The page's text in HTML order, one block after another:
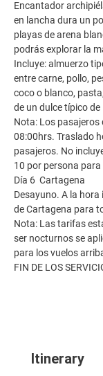
Encantador
en lancha dura un
playas de arena
podrás explorar la
Incluye: almuerzo
entre carne, pollo,
coco o blanco,
de un dulce típico de
Nota: Los pasajeros
08:00hrs. Traslado
pasajeros. No
10 por persona
Día 6 Cartagena
Desayuno. A la
de Cartagena para
Nota: Las tarifas
ser nocturnos se
para los vuelos
FIN DE LOS
Itinerary